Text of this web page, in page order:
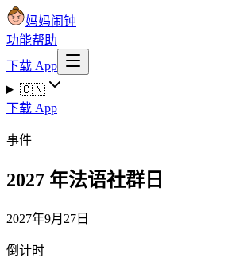
妈妈闹钟
功能帮助
下载 App
🇨🇳
下载 App
事件
2027 年法语社群日
2027年9月27日
倒计时